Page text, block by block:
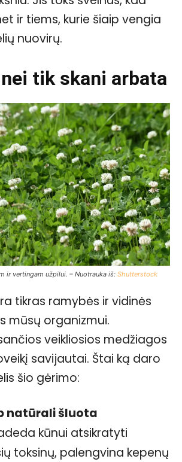
ir tiems, kurie šiaip vengia
nuovirų.
tik skani arbata
ir vertingam užpilui. – Nuotrauka iš: Shutterstock
tikras ramybės ir vidinės
mūsų organizmui.
veikliosios medžiagos
savijautai. Štai ką daro
šio gėrimo:
natūrali šluota
kūnui atsikratyti
toksinų, palengvina kepenų